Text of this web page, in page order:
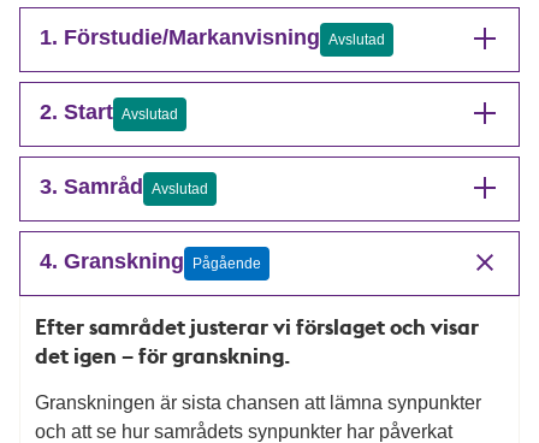
1. Förstudie/Markanvisning Avslutad
2. Start Avslutad
3. Samråd Avslutad
4. Granskning Pågående
Efter samrådet justerar vi förslaget och visar
det igen – för granskning.
Granskningen är sista chansen att lämna synpunkter
och att se hur samrådets synpunkter har påverkat